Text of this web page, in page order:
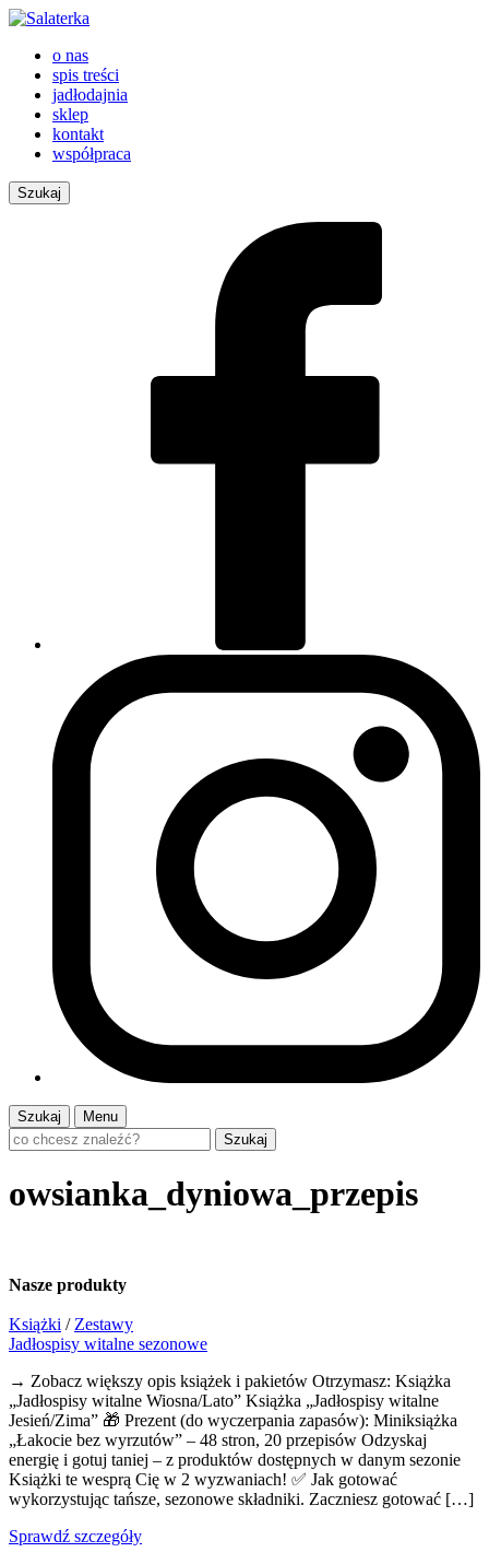
o nas
spis treści
jadłodajnia
sklep
kontakt
współpraca
Szukaj
Szukaj
Menu
Szukaj
owsianka_dyniowa_przepis
Nasze produkty
Książki / Zestawy
Jadłospisy witalne sezonowe
→ Zobacz większy opis książek i pakietów Otrzymasz: Książka
„Jadłospisy witalne Wiosna/Lato” Książka „Jadłospisy witalne
Jesień/Zima” 🎁 Prezent (do wyczerpania zapasów): Miniksiążka
„Łakocie bez wyrzutów” – 48 stron, 20 przepisów Odzyskaj
energię i gotuj taniej – z produktów dostępnych w danym sezonie
Książki te wesprą Cię w 2 wyzwaniach! ✅ Jak gotować
wykorzystując tańsze, sezonowe składniki. Zaczniesz gotować […]
Sprawdź szczegóły